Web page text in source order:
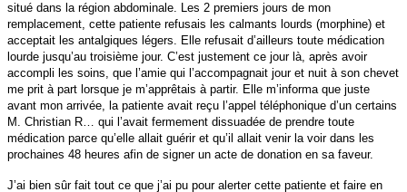
situé dans la région abdominale. Les 2 premiers jours de mon
remplacement, cette patiente refusais les calmants lourds (morphine) et
acceptait les antalgiques légers. Elle refusait d’ailleurs toute médication
lourde jusqu’au troisième jour. C’est justement ce jour là, après avoir
accompli les soins, que l’amie qui l’accompagnait jour et nuit à son chevet
me prit à part lorsque je m’apprêtais à partir. Elle m’informa que juste
avant mon arrivée, la patiente avait reçu l’appel téléphonique d’un certains
M. Christian R… qui l’avait fermement dissuadée de prendre toute
médication parce qu’elle allait guérir et qu’il allait venir la voir dans les
prochaines 48 heures afin de signer un acte de donation en sa faveur.
J’ai bien sûr fait tout ce que j’ai pu pour alerter cette patiente et faire en